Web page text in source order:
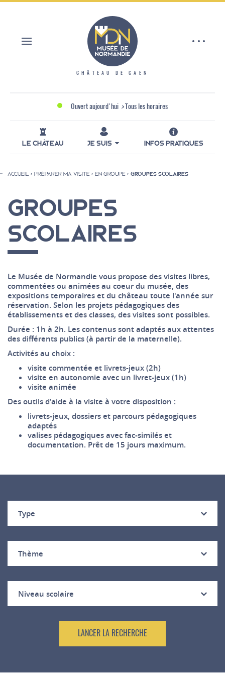
Aller
CHÂTEAU DE CAEN
Ouvert aujourd'hui > Tous les horaires
LE CHÂTEAU JE SUIS INFOS PRATIQUES
d'Ariane
ACCUEIL PRÉPARER MA VISITE EN GROUPE GROUPES SCOLAIRES
GROUPES
SCOLAIRES
Le Musée de Normandie vous propose des visites libres,
commentées ou animées au coeur du musée, des
expositions temporaires et du château toute l'année sur
réservation. Selon les projets pédagogiques des
établissements et des classes, des visites sont possibles.
Durée : 1h à 2h. Les contenus sont adaptés aux attentes
des différents publics (à partir de la maternelle).
Activités au choix :
visite commentée et livrets-jeux (2h)
visite en autonomie avec un livret-jeux (1h)
visite animée
Des outils d'aide à la visite à votre disposition :
livrets-jeux, dossiers et parcours pédagogiques
adaptés
valises pédagogiques avec fac-similés et
documentation. Prêt de 15 jours maximum.
Type
Thème
Niveau scolaire
Panneau de gestion des cookies